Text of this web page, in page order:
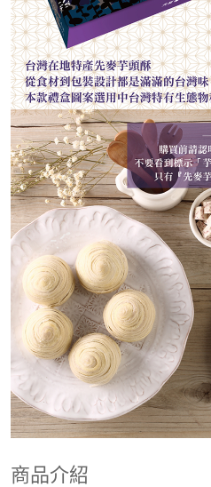
商品介紹